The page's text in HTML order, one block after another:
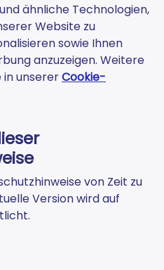
ähnliche Technologien,
Website zu
sowie Ihnen
anzuzeigen. Weitere
in unsererCookie-
von Zeit zu
Version wird auf